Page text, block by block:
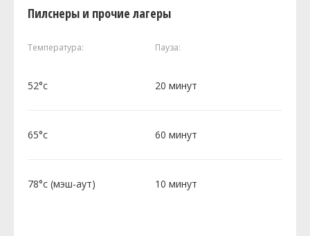
Пилснеры и прочие лагеры
Температура: Пауза:
52°c 20 минут
65°c 60 минут
78°c (мэш-аут) 10 минут